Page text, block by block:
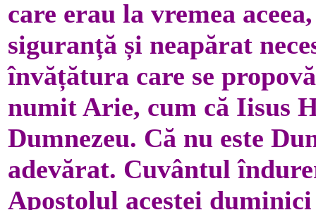
care erau la vremea
siguranță și neapărat
învățătura care se
numit Arie, cum că Iisus
Dumnezeu. Că nu este
adevărat. Cuvântul
Apostolul acestei